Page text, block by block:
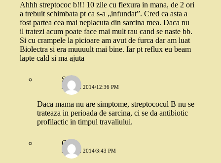
Ahhh streptococ b!!! 10 zile cu flexura in mana, de 2 ori
a trebuit schimbata pt ca s-a „infundat”. Cred ca asta a
fost partea cea mai neplacuta din sarcina mea. Daca nu
il tratezi acum poate face mai mult rau cand se naste bb.
Si cu crampele la picioare am avut de furca dar am luat
Biolectra si era muuuult mai bine. Iar pt reflux eu beam
lapte cald si ma ajuta
Stefi
3 IUNIE 2014/12:36 PM
Daca mama nu are simptome, streptococul B nu se
trateaza in perioada de sarcina, ci se da antibiotic
profilactic in timpul travaliului.
Clau
3 IUNIE 2014/3:43 PM